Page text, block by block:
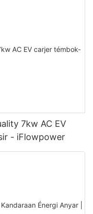
7kw AC EV
- iFlowpower